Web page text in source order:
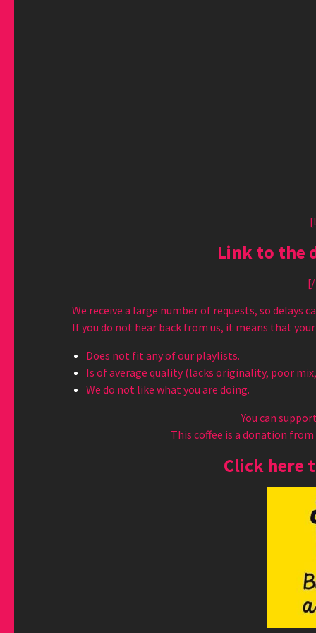
Link to the
We receive a large number of requests, so delays
If you do not hear back from us, it means that
Does not fit any of our playlists.
Is of average quality (lacks originality, poor
We do not like what you are doing.
You can
This coffee is a donation
Click here